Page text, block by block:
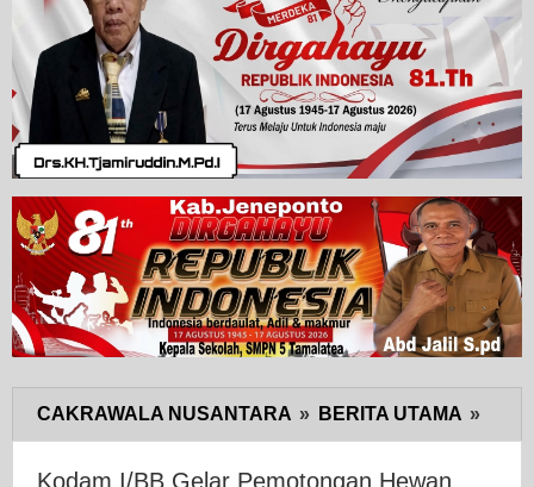
CAKRAWALA NUSANTARA » BERITA UTAMA »
I/BB
Kodam I/BB Gelar Pemotongan Hewan